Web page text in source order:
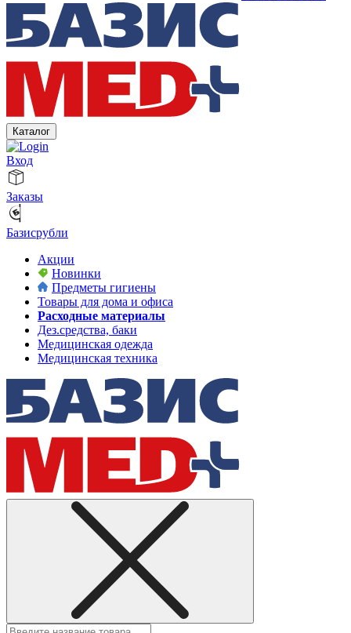
Каталог
Вход
Заказы
Базисрубли
Акции
Новинки
Предметы гигиены
Товары для дома и офиса
Расходные материалы
Дез.средства, баки
Медицинская одежда
Медицинская техника